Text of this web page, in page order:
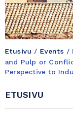
Etusivu / Events /
and Pulp or
Perspective to
ETUSIVU